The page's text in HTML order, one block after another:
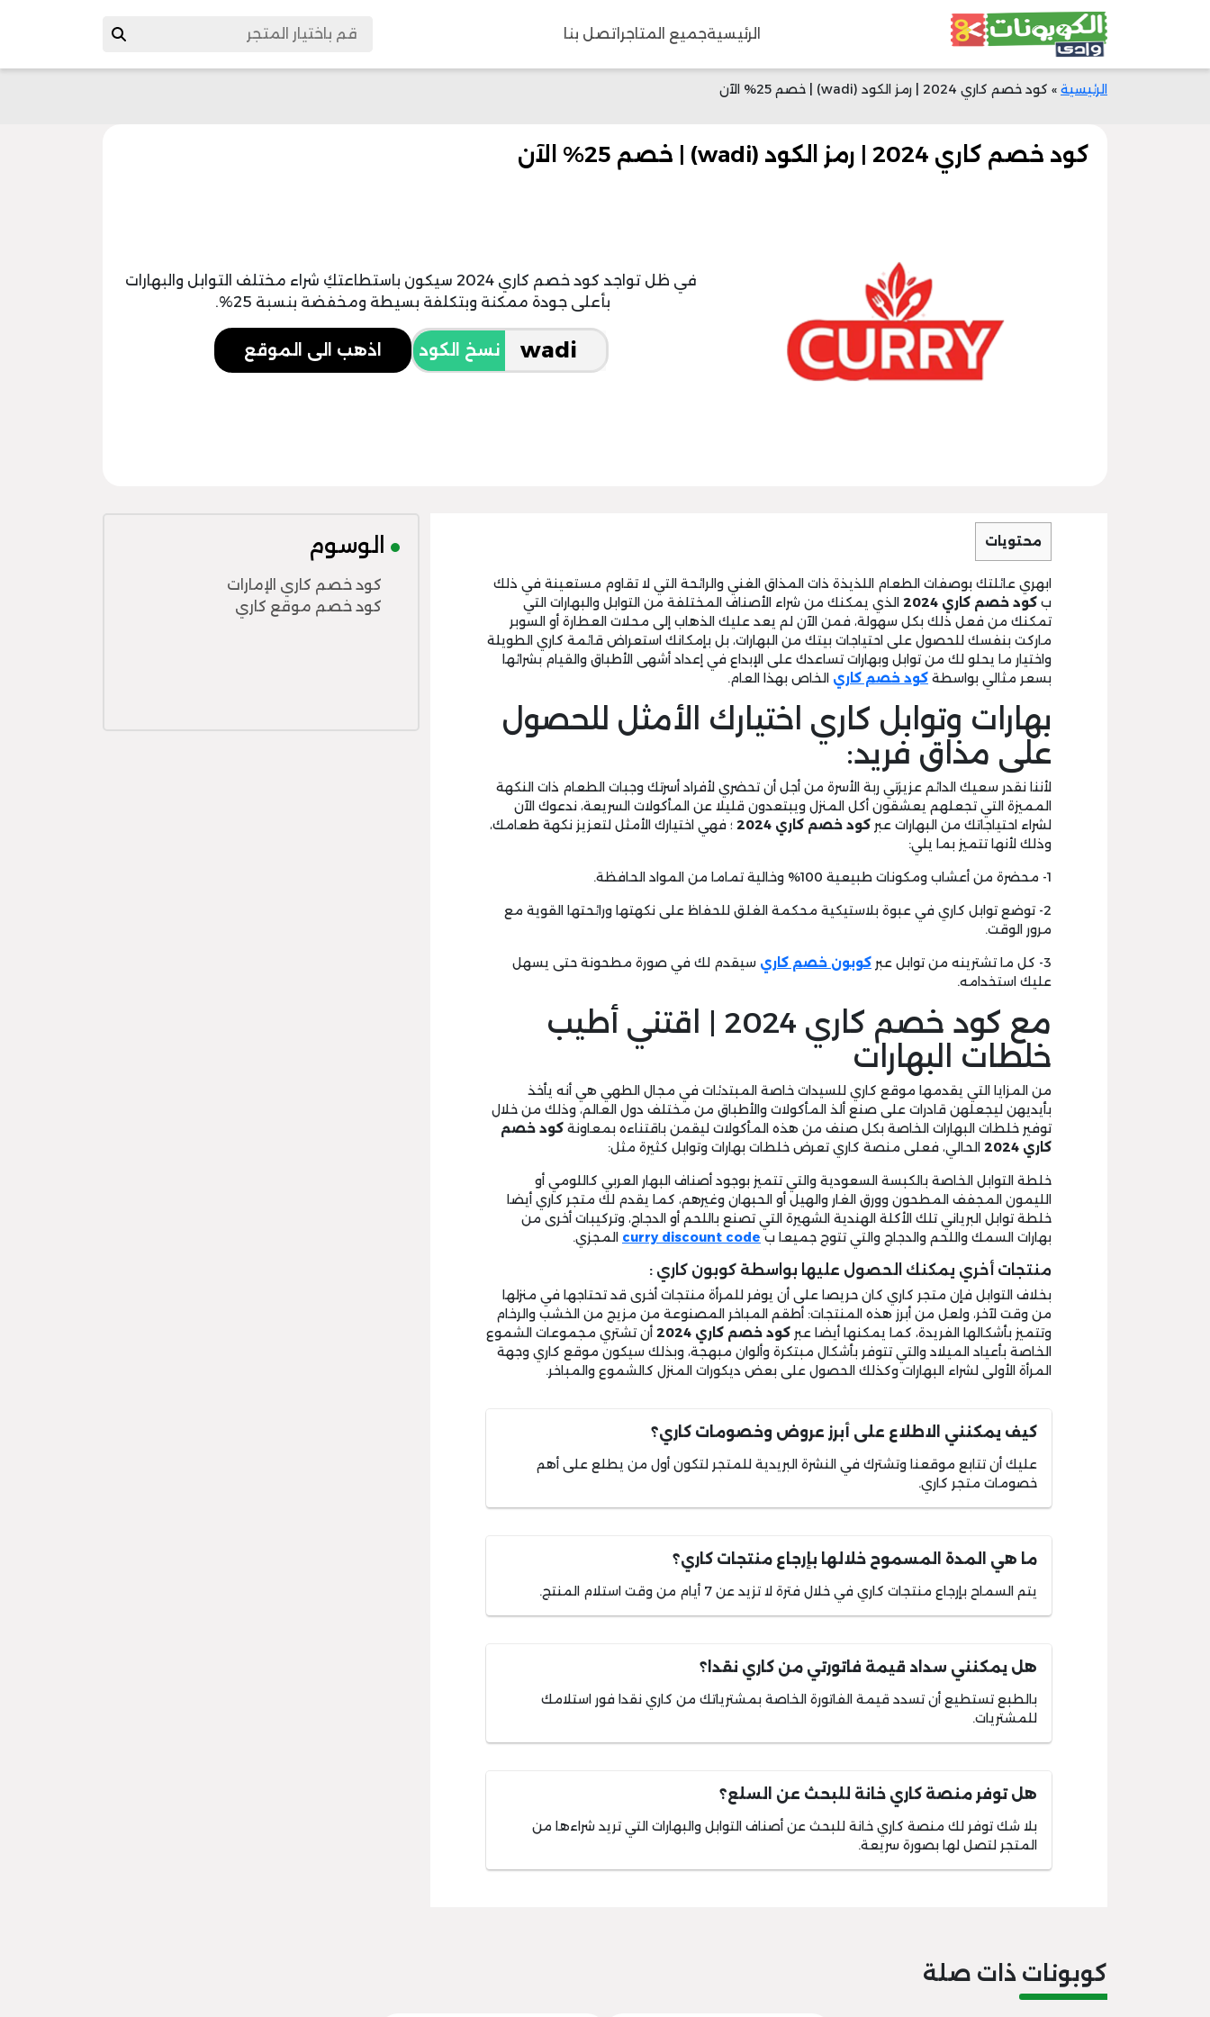
الرئيسيةجميع المتاجر اتصل بنا
الرئيسية » كود خصم كاري 2024 | رمز الكود (wadi) | خصم 25% الآن
كود خصم كاري 2024 | رمز الكود (wadi) | خصم 25% الآن
في ظل تواجد كود خصم كاري 2024 سيكون باستطاعتكِ شراء مختلف التوابل والبهارات
بأعلى جودة ممكنة وبتكلفة بسيطة ومخفضة بنسبة 25%.
نسخ الكود اذهب الى الموقع
محتويات
ابهري عائلتك بوصفات الطعام اللذيذة ذات المذاق الغني والرائحة التي لا تقاوم مستعينة في ذلك
ب كود خصم كاري 2024
الذي يمكنك من شراء الأصناف المختلفة من التوابل والبهارات التي
تمكنك من فعل ذلك بكل سهولة، فمن الآن لم يعد عليك الذهاب إلى محلات العطارة أو السوبر
ماركت بنفسك للحصول على احتياجات بيتك من البهارات، بل بإمكانك استعراض قائمة كاري الطويلة
واختيار ما يحلو لك من توابل وبهارات تساعدك على الإبداع في إعداد أشهى الأطباق والقيام بشرائها
بسعر مثالي بواسطة كود خصم كاري الخاص بهذا العام.
بهارات وتوابل كاري اختيارك الأمثل للحصول
على مذاق فريد:
لأننا نقدر سعيك الدائم عزيزتي ربة الأسرة من أجل أن تحضري لأفراد أسرتك وجبات الطعام ذات النكهة
المميزة التي تجعلهم يعشقون أكل المنزل ويبتعدون قليلا عن المأكولات السريعة، ندعوك الآن
لشراء احتياجاتك من البهارات عبر كود خصم كاري 2024
؛ فهي اختيارك الأمثل لتعزيز نكهة طعامك،
وذلك لأنها تتميز بما يلي:
1- محضرة من أعشاب ومكونات طبيعية 100% وخالية تماما من المواد الحافظة.
2- توضع توابل كاري في عبوة بلاستيكية محكمة الغلق للحفاظ على نكهتها ورائحتها القوية مع
مرور الوقت.
3- كل ما تشترينه من توابل عبر كوبون خصم كاري سيقدم لك في صورة مطحونة حتى يسهل
عليك استخدامه.
مع كود خصم كاري 2024 | اقتني أطيب
خلطات البهارات
من المزايا التي يقدمها موقع كاري للسيدات خاصة المبتدئات في مجال الطهي هي أنه يأخذ
بأيديهن ليجعلهن قادرات على صنع ألذ المأكولات والأطباق من مختلف دول العالم، وذلك من خلال
توفير خلطات البهارات الخاصة بكل صنف من هذه المأكولات ليقمن باقتناءه بمعاونة كود خصم
كاري 2024
الحالي، فعلى منصة كاري تعرض خلطات بهارات وتوابل كثيرة مثل:
خلطة التوابل الخاصة بالكبسة السعودية والتي تتميز بوجود أصناف البهار العربي كاللومي أو
الليمون المجفف المطحون وورق الغار والهيل أو الحبهان وغيرهم، كما يقدم لك متجر كاري أيضا
خلطة توابل البرياني تلك الأكلة الهندية الشهيرة التي تصنع باللحم أو الدجاج، وتركيبات أخرى من
بهارات السمك واللحم والدجاج والتي تتوج جميعا ب curry discount code المجزي.
منتجات أخري يمكنك الحصول عليها بواسطة كوبون كاري :
بخلاف التوابل فإن متجر كاري كان حريصا على أن يوفر للمرأة منتجات أخرى قد تحتاجها في منزلها
من وقت لآخر، ولعل من أبرز هذه المنتجات: أطقم المباخر المصنوعة من مزيج من الخشب والرخام
وتتميز بأشكالها الفريدة، كما يمكنها أيضا عبر كود خصم كاري 2024
أن تشتري مجموعات الشموع
الخاصة بأعياد الميلاد والتي تتوفر بأشكال مبتكرة وألوان مبهجة، وبذلك سيكون موقع كاري وجهة
المرأة الأولى لشراء البهارات وكذلك الحصول على بعض ديكورات المنزل كالشموع والمباخر.
كيف يمكنني الاطلاع على أبرز عروض وخصومات كاري؟
عليك أن تتابع موقعنا وتشترك في النشرة البريدية للمتجر لتكون أول من يطلع على أهم
خصومات متجر كاري.
ما هي المدة المسموح خلالها بإرجاع منتجات كاري؟
يتم السماح بإرجاع منتجات كاري في خلال فترة لا تزيد عن 7 أيام من وقت استلام المنتج.
هل يمكنني سداد قيمة فاتورتي من كاري نقدا؟
بالطبع تستطيع أن تسدد قيمة الفاتورة الخاصة بمشترياتك من كاري نقدا فور استلامك
للمشتريات.
هل توفر منصة كاري خانة للبحث عن السلع؟
بلا شك توفر لك منصة كاري خانة للبحث عن أصناف التوابل والبهارات التي تريد شراءها من
المتجر لتصل لها بصورة سريعة.
الوسوم
كود خصم كاري الإمارات
كود خصم موقع كاري
كوبونات ذات صلة